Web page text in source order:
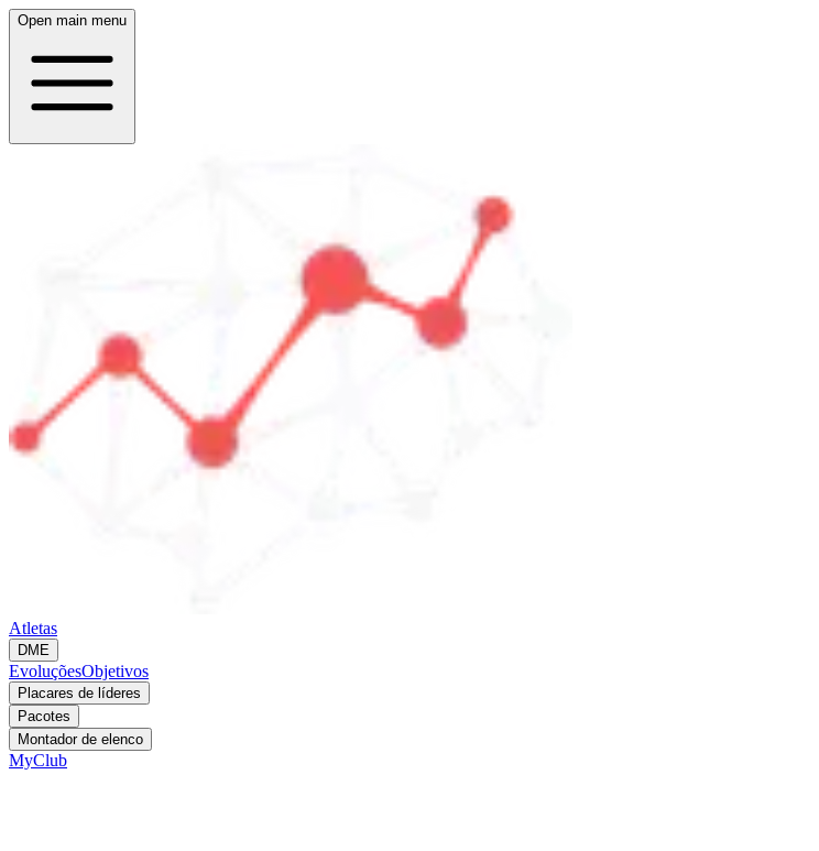
Open main menu
Atletas
DME
EvoluçõesObjetivos
Placares de líderes
Pacotes
Montador de elenco
MyClub